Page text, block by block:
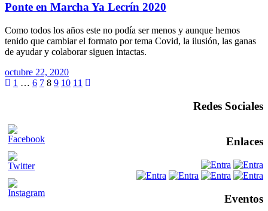
Ponte en Marcha Ya Lecrín 2020
Como todos los años este no podía ser menos y aunque hemos
tenido que cambiar el formato por tema Covid, la ilusión, las ganas
de ayudar y colaborar siguen intactas.
octubre 22, 2020
1 … 6 7 8 9 10 11
Redes Sociales
Enlaces
Eventos